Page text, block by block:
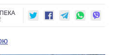
ПОЛІТИКІВ